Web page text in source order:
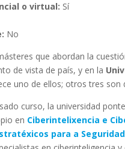
o virtual: Sí
No
que abordan la
de vista de país, y en la
uno de ellos; otros tres son
curso, la universidad
en Ciberintelixencia e
para a